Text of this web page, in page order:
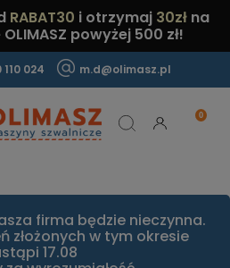
RABAT30 i otrzymaj 30złna
powyżej 500 zł!
024 m.d@olimasz.pl
firma będzie nieczynna.
złożonych w tym okresie
17.08